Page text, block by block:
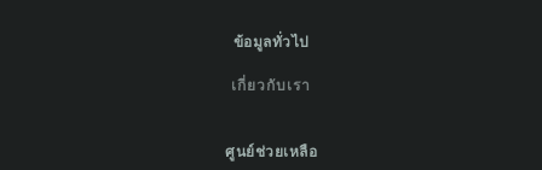
ข้อมูลทั่วไป
เกี่ยวกับเรา
ศูนย์ช่วยเหลือ